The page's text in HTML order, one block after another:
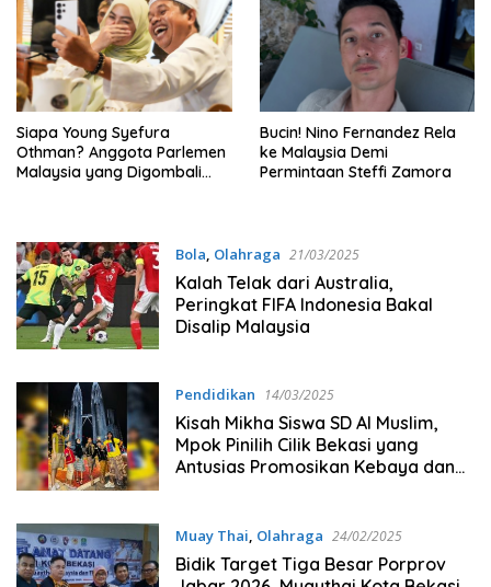
Siapa Young Syefura
Othman? Anggota Parlemen
Malaysia yang Digombali
Bucin! Nino Fernandez Rela
ke Malaysia Demi
Permintaan Steffi Zamora
Bola, Olahraga 21/03/2025
Kalah Telak dari Australia,
Peringkat FIFA Indonesia Bakal
Disalip Malaysia
Pendidikan 14/03/2025
Kisah Mikha Siswa SD Al Muslim,
Mpok Pinilih Cilik Bekasi yang
Antusias Promosikan Kebaya dan
Muay Thai, Olahraga 24/02/2025
Bidik Target Tiga Besar Porprov